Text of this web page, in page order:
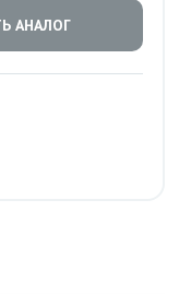
АНАЛОГ